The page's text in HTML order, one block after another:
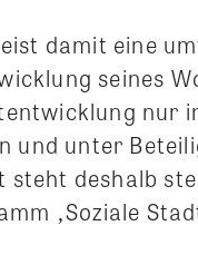
damit eine
seines
nur
und unter
steht deshalb
‚Soziale